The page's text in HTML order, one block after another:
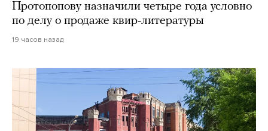
Протопопову назначили четыре года условно
по делу о продаже квир-литературы
19 часов назад